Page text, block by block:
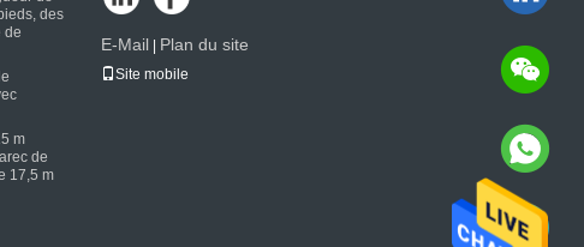
des
de
m
de
17,5 m
E-Mail Plan du site
Site mobile